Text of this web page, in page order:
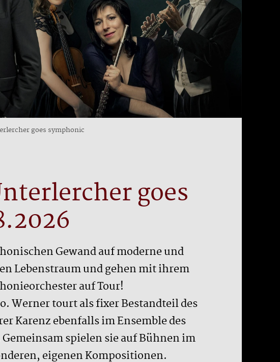
goes symphonic
goes
Gewand auf moderne und
Lebenstraum und gehen mit ihrem
auf Tour!
Werner tourt als fixer Bestandteil des
Karenz ebenfalls im Ensemble des
spielen sie auf Bühnen im
eigenen Kompositionen.